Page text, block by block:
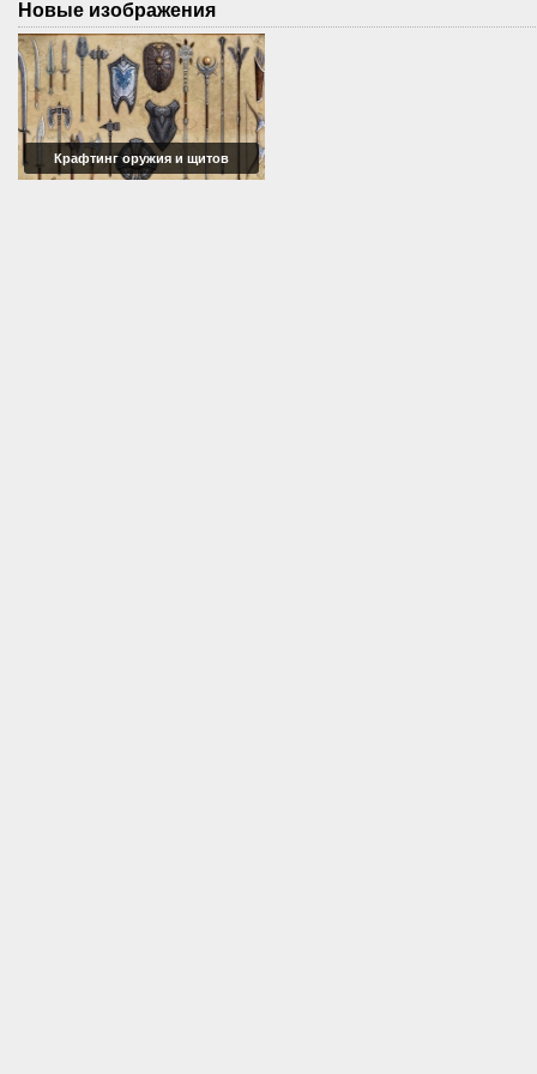
Новые изображения
Крафтинг оружия и щитов